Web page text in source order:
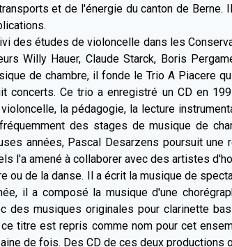
et de l'énergie du canton de Berne.
des études de violoncelle dans les
Willy Hauer, Claude Starck, Boris
de chambre, il fonde le Trio A Piacere
concerts. Ce trio a enregistré un CD en
la pédagogie, la lecture
des stages de musique de
années, Pascal Desarzens poursuit
l'a amené à collaborer avec des artistes
ou de la danse. Il a écrit la musique de
il a composé la musique d'une
des musiques originales pour clarinette
titre est repris comme nom pour cet
de fois. Des CD de ces deux